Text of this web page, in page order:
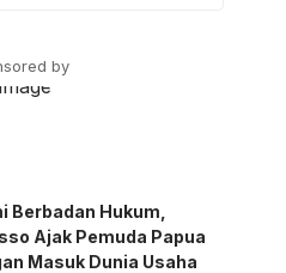
by
Berbadan Hukum,
Ajak Pemuda Papua
Masuk Dunia Usaha